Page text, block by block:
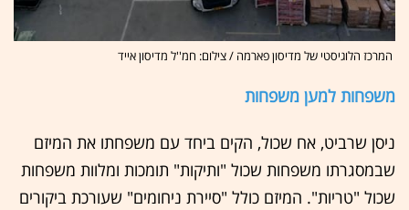
המרכז הלוגיסטי של מדיסון פארמה / צילום: חמ''ל מדיסון אייד
משפחות למען משפחות
ניסן שרביט, אח שכול, הקים ביחד עם משפחתו את המיזם
שבמסגרתו משפחות שכול "ותיקות" תומכות ומלוות משפחות
שכול "טריות". המיזם כולל "סיירת ניחומים" שעורכת ביקורים